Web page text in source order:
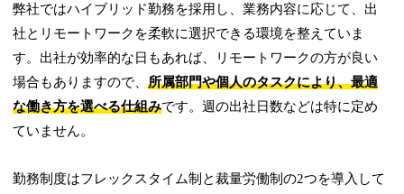
弊社ではハイブリッド勤務を採用し、業務内容に応じて、出
社とリモートワークを柔軟に選択できる環境を整えていま
す。出社が効率的な日もあれば、リモートワークの方が良い
場合もありますので、所属部門や個人のタスクにより、最適
な働き方を選べる仕組みです。週の出社日数などは特に定め
ていません。
勤務制度はフレックスタイム制と裁量労働制の2つを導入して